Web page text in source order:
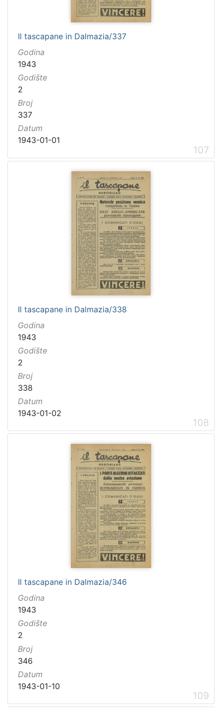
Il tascapane in Dalmazia/337
Godina
1943
Godište
2
Broj
337
Datum
1943-01-01
107
Il tascapane in Dalmazia/338
Godina
1943
Godište
2
Broj
338
Datum
1943-01-02
108
Il tascapane in Dalmazia/346
Godina
1943
Godište
2
Broj
346
Datum
1943-01-10
109